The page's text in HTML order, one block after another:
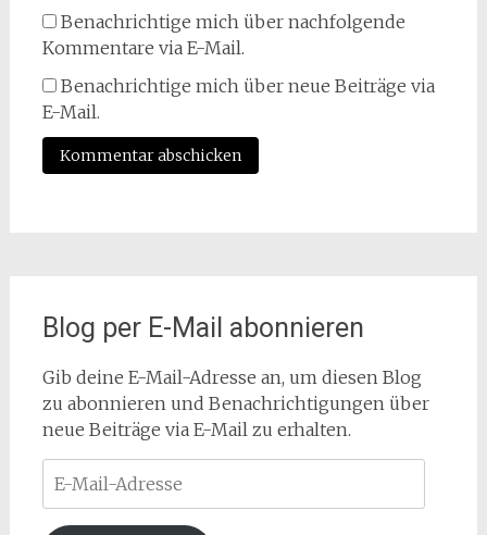
Benachrichtige mich über nachfolgende
Kommentare via E-Mail.
Benachrichtige mich über neue Beiträge via
E-Mail.
Blog per E-Mail abonnieren
Gib deine E-Mail-Adresse an, um diesen Blog
zu abonnieren und Benachrichtigungen über
neue Beiträge via E-Mail zu erhalten.
Mail-
Adresse